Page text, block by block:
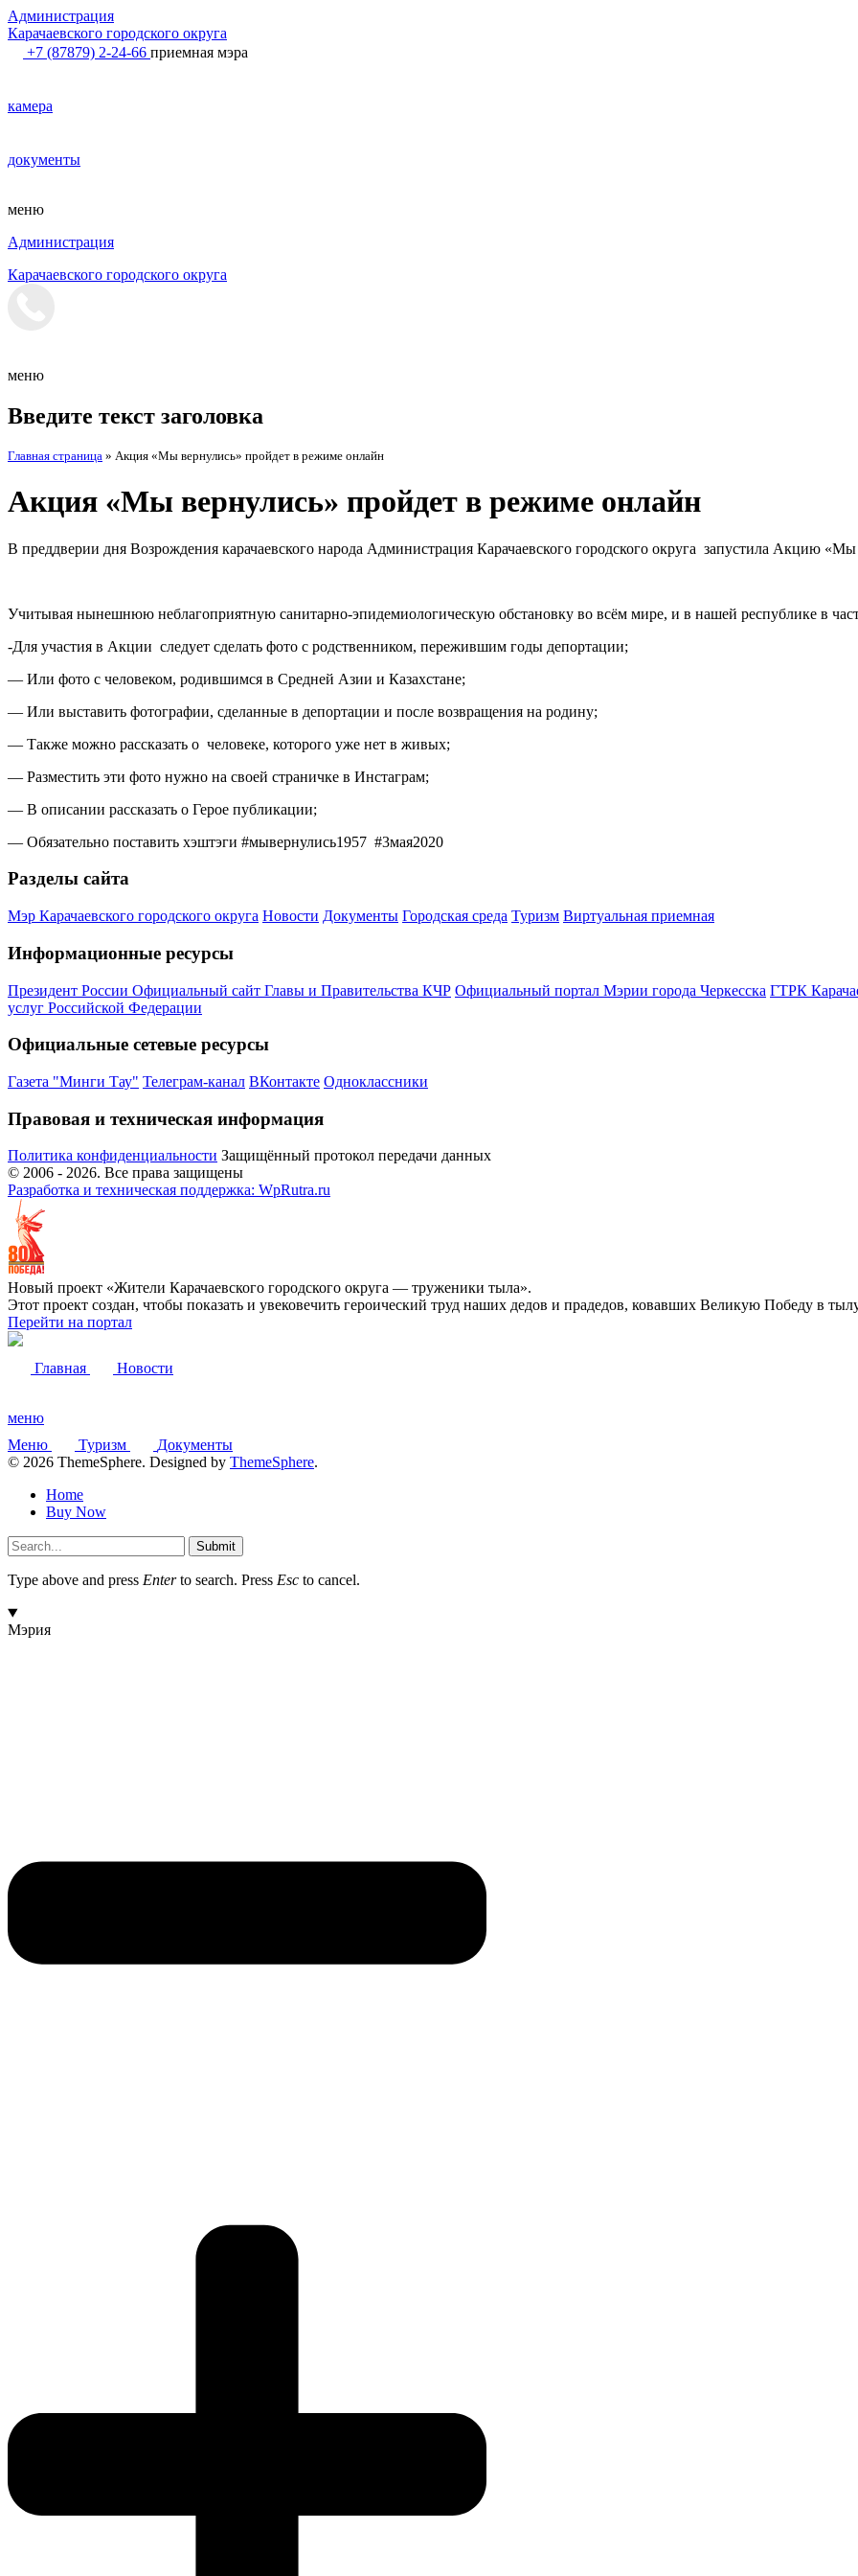
Администрация
Карачаевского городского округа
+7 (87879) 2-24-66 приемная мэра
камера
документы
меню
Администрация
Карачаевского городского округа
меню
Введите текст заголовка
Главная страница » Акция «Мы вернулись» пройдет в режиме онлайн
Акция «Мы вернулись» пройдет в режиме онлайн
В преддверии дня Возрождения карачаевского народа Администрация Карачаевского городского округа запустила Акцию
Учитывая нынешнюю неблагоприятную санитарно-эпидемиологическую обстановку во всём мире, и в нашей республике в
-Для участия в Акции следует сделать фото с родственником, пережившим годы депортации;
— Или фото с человеком, родившимся в Средней Азии и Казахстане;
— Или выставить фотографии, сделанные в депортации и после возвращения на родину;
— Также можно рассказать о человеке, которого уже нет в живых;
— Разместить эти фото нужно на своей страничке в Инстаграм;
— В описании рассказать о Герое публикации;
— Обязательно поставить хэштэги #мывернулись1957 #3мая2020
Разделы сайта
Мэр Карачаевского городского округа Новости Документы Городская среда Туризм Виртуальная приемная
Информационные ресурсы
Президент России Официальный сайт Главы и Правительства КЧР Официальный портал Мэрии города Черкесска ГТРК
услуг Российской Федерации
Официальные сетевые ресурсы
Газета "Минги Тау" Телеграм-канал ВКонтакте Одноклассники
Правовая и техническая информация
Политика конфиденциальности Защищённый протокол передачи данных
© 2006 - 2026. Все права защищены
Разработка и техническая поддержка: WpRutra.ru
Новый проект «Жители Карачаевского городского округа — труженики тыла».
Этот проект создан, чтобы показать и увековечить героический труд наших дедов и прадедов, ковавших Великую Победу в
Перейти на портал
Главная Новости
меню
Меню
Туризм
Документы
© 2026 ThemeSphere. Designed by ThemeSphere.
Home
Buy Now
Submit
Type above and press Enterto search. Press Esc to cancel.
Мэрия